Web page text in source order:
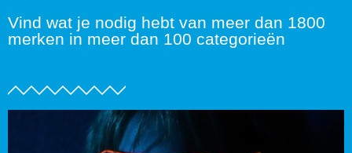
Vind wat je nodig hebt van meer dan 1800
merken in meer dan 100 categorieën